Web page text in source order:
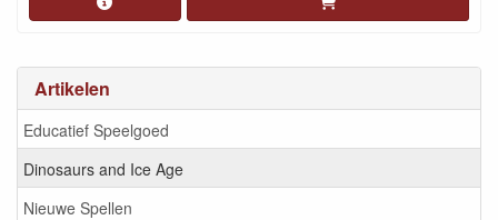
Artikelen
Educatief Speelgoed
Dinosaurs and Ice Age
Nieuwe Spellen